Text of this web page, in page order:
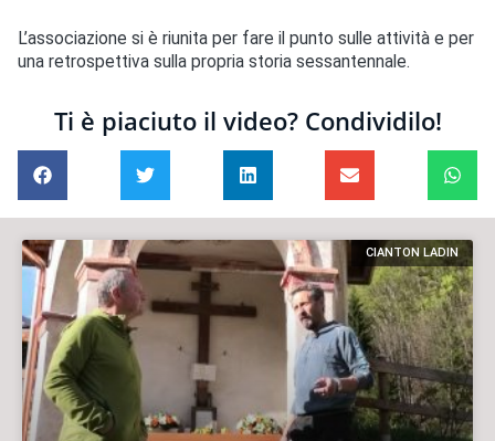
L’associazione si è riunita per fare il punto sulle attività e per
una retrospettiva sulla propria storia sessantennale.
Ti è piaciuto il video? Condividilo!
CIANTON LADIN